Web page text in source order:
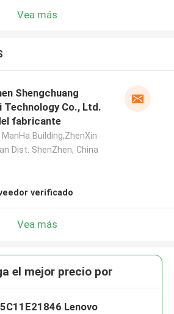
Vea más
Shengchuang
Technology Co., Ltd.
fabricante
ManHa Building,ZhenXin
Dist. ShenZhen, China
verificado
Vea más
el mejor precio por
5C11E21846 Lenovo